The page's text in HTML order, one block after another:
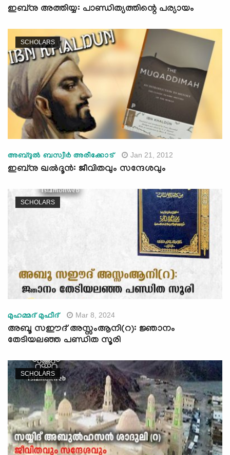
ഇബ്നു അത്തിയ്യ: പാണ്ഡിത്യത്തിന്റെ പര്യായം
SCHOLARS
അബ്ദുല്‍ ബസ്വീര്‍ അരീക്കോട്‌ Jan 21, 2012
ഇബ്നു ഖല്‍ദൂന്‍: ജീവിതവും സന്ദേശവും
SCHOLARS
മുഹമ്മദ് മുഫീദ് Mar 8, 2024
അബൂ സഈദ് അസ്സംആനി(റ): ജ്ഞാനം
തേടിയലഞ്ഞ പണ്ഡിത സൂരി
SCHOLARS